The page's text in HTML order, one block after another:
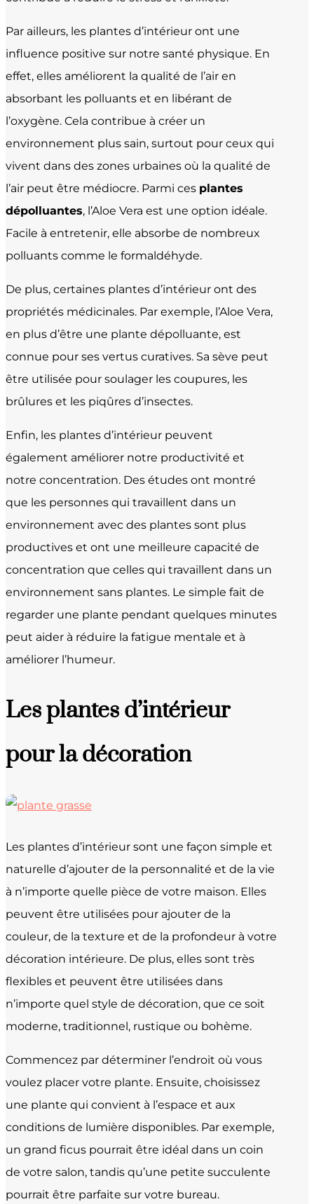
Par ailleurs, les plantes d’intérieur ont une
influence positive sur notre santé physique. En
effet, elles améliorent la qualité de l’air en
absorbant les polluants et en libérant de
l’oxygène. Cela contribue à créer un
environnement plus sain, surtout pour ceux qui
vivent dans des zones urbaines où la qualité de
l’air peut être médiocre. Parmi ces plantes
dépolluantes, l’Aloe Vera est une option idéale.
Facile à entretenir, elle absorbe de nombreux
polluants comme le formaldéhyde.
De plus, certaines plantes d’intérieur ont des
propriétés médicinales. Par exemple, l’Aloe Vera,
en plus d’être une plante dépolluante, est
connue pour ses vertus curatives. Sa sève peut
être utilisée pour soulager les coupures, les
brûlures et les piqûres d’insectes.
Enfin, les plantes d’intérieur peuvent
également améliorer notre productivité et
notre concentration. Des études ont montré
que les personnes qui travaillent dans un
environnement avec des plantes sont plus
productives et ont une meilleure capacité de
concentration que celles qui travaillent dans un
environnement sans plantes. Le simple fait de
regarder une plante pendant quelques minutes
peut aider à réduire la fatigue mentale et à
améliorer l’humeur.
Les plantes d’intérieur
pour la décoration
Les plantes d’intérieur sont une façon simple et
naturelle d’ajouter de la personnalité et de la vie
à n’importe quelle pièce de votre maison. Elles
peuvent être utilisées pour ajouter de la
couleur, de la texture et de la profondeur à votre
décoration intérieure. De plus, elles sont très
flexibles et peuvent être utilisées dans
n’importe quel style de décoration, que ce soit
moderne, traditionnel, rustique ou bohème.
Commencez par déterminer l’endroit où vous
voulez placer votre plante. Ensuite, choisissez
une plante qui convient à l’espace et aux
conditions de lumière disponibles. Par exemple,
un grand ficus pourrait être idéal dans un coin
de votre salon, tandis qu’une petite succulente
pourrait être parfaite sur votre bureau.